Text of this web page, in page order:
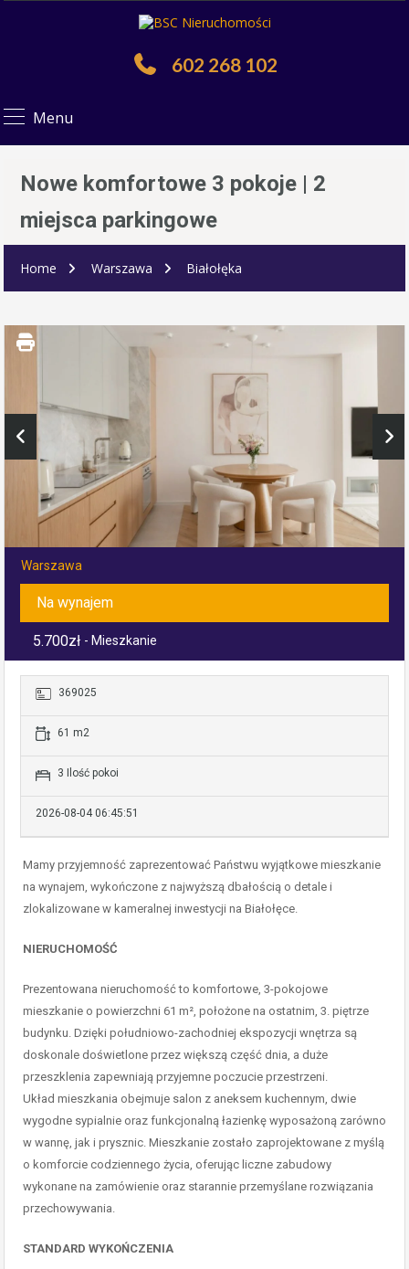
602 268 102
Menu
Nowe komfortowe 3 pokoje | 2
miejsca parkingowe
Home Warszawa Białołęka
Warszawa
Na wynajem
5.700zł - Mieszkanie
369025
61 m2
3 Ilość pokoi
2026-08-04 06:45:51
Mamy przyjemność zaprezentować Państwu wyjątkowe mieszkanie
na wynajem, wykończone z najwyższą dbałością o detale i
zlokalizowane w kameralnej inwestycji na Białołęce.
NIERUCHOMOŚĆ
Prezentowana nieruchomość to komfortowe, 3-pokojowe
mieszkanie o powierzchni 61 m², położone na ostatnim, 3. piętrze
budynku. Dzięki południowo-zachodniej ekspozycji wnętrza są
doskonale doświetlone przez większą część dnia, a duże
przeszklenia zapewniają przyjemne poczucie przestrzeni.
Układ mieszkania obejmuje salon z aneksem kuchennym, dwie
wygodne sypialnie oraz funkcjonalną łazienkę wyposażoną zarówno
w wannę, jak i prysznic. Mieszkanie zostało zaprojektowane z myślą
o komforcie codziennego życia, oferując liczne zabudowy
wykonane na zamówienie oraz starannie przemyślane rozwiązania
przechowywania.
STANDARD WYKOŃCZENIA